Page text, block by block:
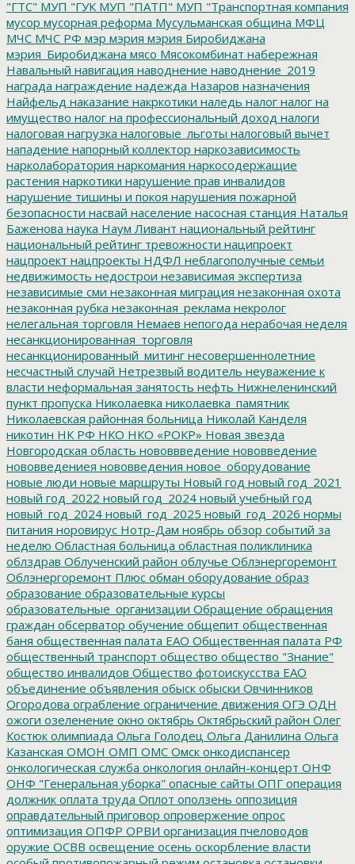
"ГТС" МУП "ГУК МУП "ПАТП" МУП "Транспортная компания
мусор мусорная реформа Мусульманская община МФЦ
МЧС МЧС РФ мэр мэрия мэрия Биробиджана
мэрия_Биробиджана мясо Мясокомбинат набережная
Навальный навигация наводнение наводнение_2019
награда награждение надежда Назаров назначения
Найфельд наказание накркотики наледь налог налог на
имущество налог на профессиональный доход налоги
налоговая нагрузка налоговые_льготы налоговый вычет
нападение напорный коллектор наркозависимость
нарколаборатория наркомания наркосодержащие
растения наркотики нарушение прав инвалидов
нарушение тишины и покоя нарушения пожарной
безопасности насвай население насосная станция Наталья
Баженова наука Наум Ливант национальный рейтинг
национальный рейтинг тревожности наципроект
нацпроект нацпроекты НДФЛ неблагополучные семьи
недвижимость недострои независимая экспертиза
независимые сми незаконная миграция незаконная охота
незаконная рубка незаконная_реклама некролог
нелегальная торговля Немаев непогода нерабочая неделя
несанкционированная_торговля
несанкционированный_митинг несовершеннолетние
несчастный случай Нетрезвый водитель неуважение к
власти неформальная занятость нефть Нижнеленинский
пункт пропуска Николаевка николаевка_памятник
Николаевская районная больница Николай Канделя
никотин НК РФ НКО НКО «РОКР» Новая звезда
Новгородская область нововвведение нововведение
нововведениея нововведения новое_оборудование
новые люди новые маршруты Новый год новый год_2021
новый год_2022 новый год_2024 новый учебный год
новый_год_2024 новый_год_2025 новый_год_2026 нормы
питания норовирус Нотр-Дам ноябрь обзор событий за
неделю Областная больница областная поликлиника
облздрав Облученский район облучье Облэнергоремонт
Облэнергоремонт Плюс обман оборудование образ
образование образовательные курсы
образовательные_организации Обращение обращения
граждан обсерватор обучение общепит общественная
баня общественная палата ЕАО Общественная палата РФ
общественный транспорт общество общество "Знание"
общество инвалидов Общество фотоискусства ЕАО
объединение объявления обыск обыски Овчинников
Огородова ограбление ограничение движения ОГЭ ОДН
ожоги озеленение окно октябрь Октябрьский район Олег
Костюк олимпиада Ольга Голодец Ольга Данилина Ольга
Казанская ОМОН ОМП ОМС Омск онкодиспансер
онкологическая служба онкология онлайн-концерт ОНФ
ОНФ "Генеральная уборка" опасные сайты ОПГ операция
должник оплата труда Оплот оползень оппозиция
оправдательный приговор опровержение опрос
оптимизация ОПФР ОРВИ организация пчеловодов
оружие ОСВВ освещение осень оскорбление власти